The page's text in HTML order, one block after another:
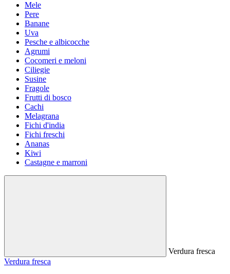
Mele
Pere
Banane
Uva
Pesche e albicocche
Agrumi
Cocomeri e meloni
Ciliegie
Susine
Fragole
Frutti di bosco
Cachi
Melagrana
Fichi d'india
Fichi freschi
Ananas
Kiwi
Castagne e marroni
Verdura fresca
Verdura fresca